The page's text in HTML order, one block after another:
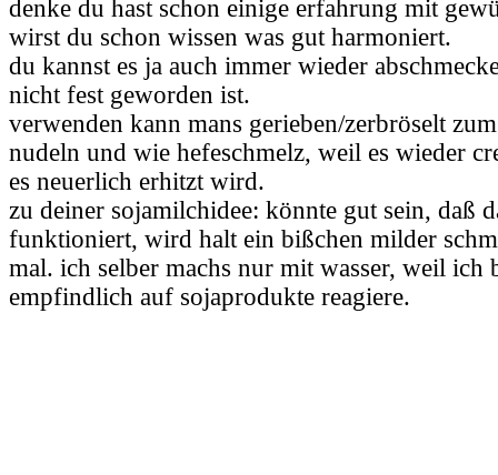
denke du hast schon einige erfahrung mit
wirst du schon wissen was gut harmoniert.
du kannst es ja auch immer wieder
nicht fest geworden ist.
verwenden kann mans gerieben/zerbröselt
nudeln und wie hefeschmelz, weil es wieder
es neuerlich erhitzt wird.
zu deiner sojamilchidee: könnte gut sein, daß
funktioniert, wird halt ein bißchen milder
mal. ich selber machs nur mit wasser, weil ich
empfindlich auf sojaprodukte reagiere.